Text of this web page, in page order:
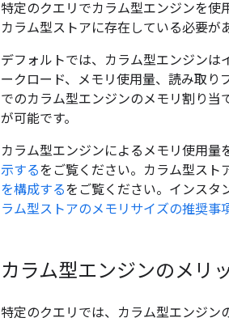
特定のクエリでカラム型エンジンを使
カラム型ストアに存在している必要が
デフォルトでは、カラム型エンジンは
ークロード、メモリ使用量、読み取り
でのカラム型エンジンのメモリ割り当
が可能です。
カラム型エンジンによるメモリ使用量
示するをご覧ください。カラム型スト
を構成するをご覧ください。インスタ
ラム型ストアのメモリサイズの推奨事
カラム型エンジンのメリ
特定のクエリでは、カラム型エンジン